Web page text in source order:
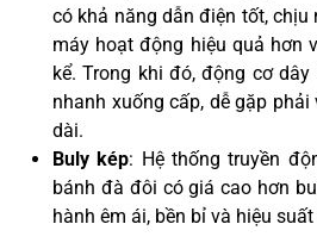
có khả năng dẫn điện tốt, chịu
máy hoạt động hiệu quả hơn
kể. Trong khi đó, động cơ
nhanh xuống cấp, dễ gặp
dài.
Buly kép: Hệ thống truyền
bánh đà đôi có giá cao hơn
hành êm ái, bền bỉ và hiệu